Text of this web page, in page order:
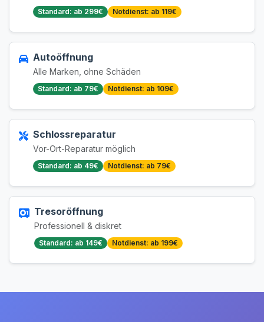
Standard: ab 299€ Notdienst: ab 119€
Autoöffnung
Alle Marken, ohne Schäden
Standard: ab 79€ Notdienst: ab 109€
Schlossreparatur
Vor-Ort-Reparatur möglich
Standard: ab 49€ Notdienst: ab 79€
Tresoröffnung
Professionell & diskret
Standard: ab 149€ Notdienst: ab 199€